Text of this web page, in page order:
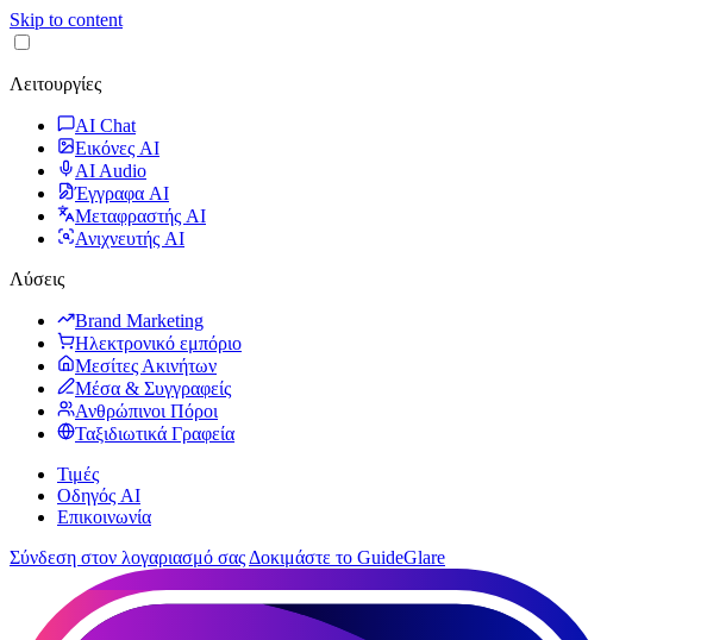
Skip to content
Λειτουργίες
AI Chat
Εικόνες AI
AI Audio
Έγγραφα AI
Μεταφραστής AI
Ανιχνευτής AI
Λύσεις
Brand Marketing
Ηλεκτρονικό εμπόριο
Μεσίτες Ακινήτων
Μέσα & Συγγραφείς
Ανθρώπινοι Πόροι
Ταξιδιωτικά Γραφεία
Τιμές
Οδηγός AI
Επικοινωνία
Σύνδεση στον λογαριασμό σας Δοκιμάστε το GuideGlare